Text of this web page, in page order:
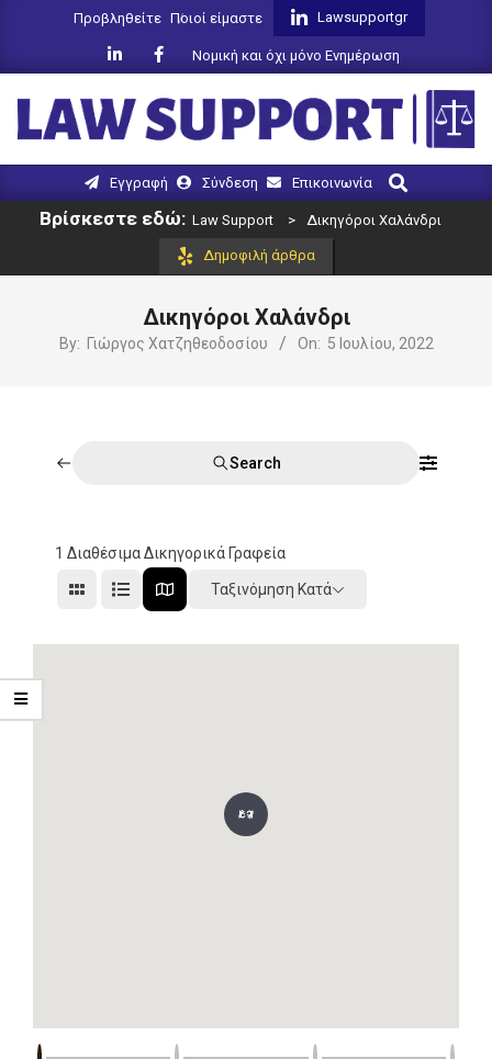
Προβληθείτε Ποιοί είμαστε Lawsupportgr
Νομική και όχι μόνο Ενημέρωση
LAW
SUPPORT
Navigation
Εγγραφή Σύνδεση Επικοινωνία
Search
Βρίσκεστε εδώ: Law Support > Δικηγόροι Χαλάνδρι
Δημοφιλή άρθρα
Δικηγόροι Χαλάνδρι
By: Γιώργος Χατζηθεοδοσίου On: 5 Ιουλίου, 2022
Search
1 Διαθέσιμα Δικηγορικά Γραφεία
Ταξινόμηση Κατά